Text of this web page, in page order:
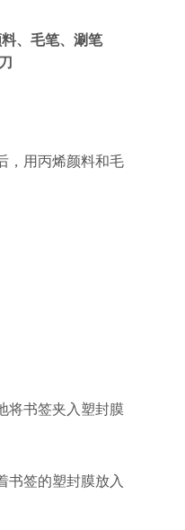
、毛笔、涮笔
，用丙烯颜料和毛
将书签夹入塑封膜
书签的塑封膜放入